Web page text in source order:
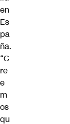
en
Es
pa
ña.
“C
re
e
m
os
qu